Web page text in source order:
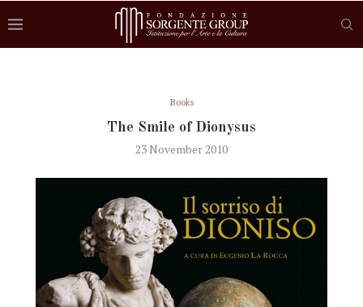
Books
The Smile of Dionysus
23 November 2010